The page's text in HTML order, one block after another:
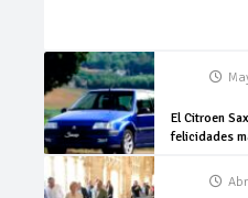
El Citroen
felicidades